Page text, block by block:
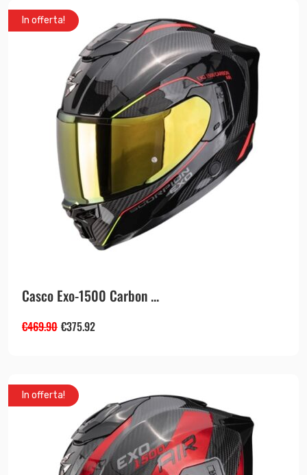
In offerta!
Casco Exo-1500 Carbon ...
€469.90 €375.92
In offerta!